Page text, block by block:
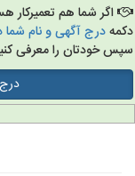
اگر شما هم تعمیرکار
درج آگهی و نام شما
خودتان را معرفی کنید.